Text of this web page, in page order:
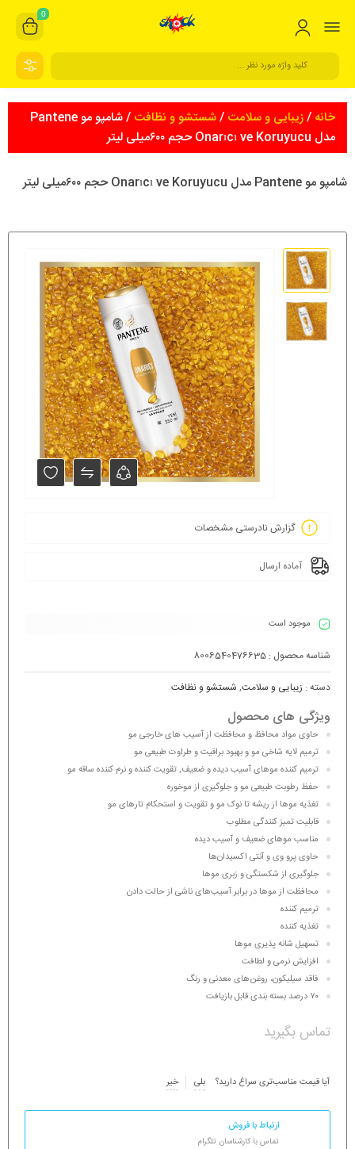
0
خانه /زیبایی و سلامت /شستشو و نظافت
/ شامپو مو Pantene
مدل Onarıcı ve Koruyucu حجم ۶۰۰میلی لیتر
شامپو مو Pantene مدل Onarıcı ve Koruyucu حجم ۶۰۰میلی لیتر
گزارش نادرستی مشخصات
آماده ارسال
موجود است
شناسه محصول : 8006540476635
دسته : زیبایی و سلامت, شستشو و نظافت
ویژگی های محصول
حاوی مواد محافظ و محافظت از آسیب های خارجی مو
ترمیم لایه شاخی مو و بهبود براقیت و طراوت طبیعی مو
ترمیم کننده موهای آسیب دیده و ضعیف, تقویت کننده و نرم کننده ساقه مو
حفظ رطوبت طبیعی مو و جلوگیری از موخوره
تغذیه موها از ریشه تا نوک مو و تقویت و استحکام تارهای مو
قابلیت تمیز کنندگی مطلوب
مناسب موهای ضعیف و آسیب دیده
حاوی پرو وی و آنتی اکسیدان‌ها
جلوگیری از شکستگی و زبری موها
محافظت از موها در برابر آسیب‌های ناشی از حالت دادن
ترمیم کننده
تغذیه کننده
تسهیل شانه پذیری موها
افزایش نرمی و لطافت
فاقد سیلیکون، روغن‌های معدنی و رنگ
۷۰ درصد بسته بندی قابل بازیافت
تماس بگیرید
آیا قیمت مناسب‌تری سراغ دارید؟ بلی خیر
ارتباط با فروش
تماس با کارشناسان تلگرام